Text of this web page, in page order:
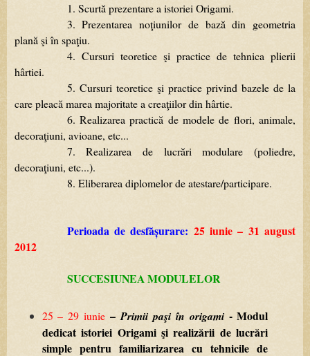
1. Scurtă prezentare a istoriei Origami.
3. Prezentarea noţiunilor de bază din geometria
planăşiînspaţiu.
4. Cursuri teoretice şi practice de tehnica plierii
hârtiei.
5. Cursuri teoretice şi practice privind bazele de la
carepleacămareamajoritateacreaţiilordinhârtie.
6. Realizarea practică de modele de flori, animale,
decoraţiuni, avioane, etc...
7. Realizarea de lucrări modulare (poliedre,
decoraţiuni, etc...).
8. Eliberarea diplomelor de atestare/participare.
Perioada de desfășurare: 25 iunie – 31 august
2012
SUCCESIUNEAMODULELOR
25 –29 iunie –Primii paşi în origami - Modul
dedicat istoriei Origami şi realizării de lucrări
simple pentru familiarizarea cu tehnicile de